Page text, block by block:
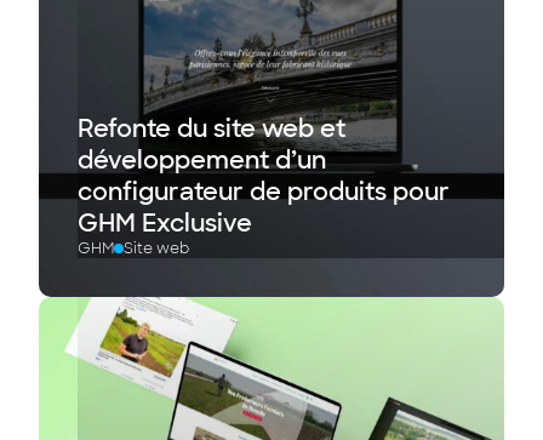
Refonte du site web et
développement d’un
configurateur de produits pour
GHM Exclusive
GHM Site web